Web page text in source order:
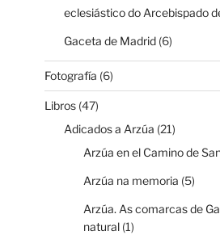
eclesiástico do Arcebispado
Gaceta de Madrid(6)
Fotografía (6)
Libros(47)
Adicados a Arzúa (21)
Arzúa en el Camino de
Arzúa na memoria (5)
Arzúa. As comarcas de
natural(1)